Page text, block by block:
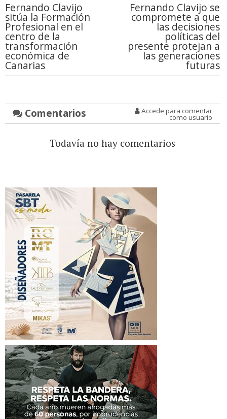
Fernando Clavijo
sitúa la Formación
Profesional en el
centro de la
transformación
económica de
Canarias
Fernando Clavijo se
compromete a que
las decisiones
políticas del
presente protejan a
las generaciones
futuras
Comentarios Accede para comentar
como usuario
Todavía no hay comentarios